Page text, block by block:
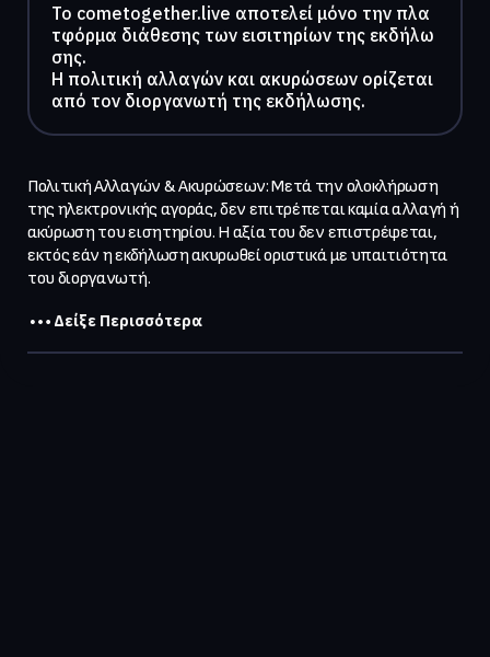
To cometogether.live αποτελεί μόνο την πλα
τφόρμα διάθεσης των εισιτηρίων της εκδήλω
σης.
Η πολιτική αλλαγών και ακυρώσεων ορίζεται
από τον διοργανωτή της εκδήλωσης.
Πολιτική Αλλαγών & Ακυρώσεων: Μετά την ολοκλήρωση
της ηλεκτρονικής αγοράς, δεν επιτρέπεται καμία αλλαγή ή
ακύρωση του εισητηρίου. Η αξία του δεν επιστρέφεται,
εκτός εάν η εκδήλωση ακυρωθεί οριστικά με υπαιτιότητα
του διοργανωτή.
Δείξε Περισσότερα